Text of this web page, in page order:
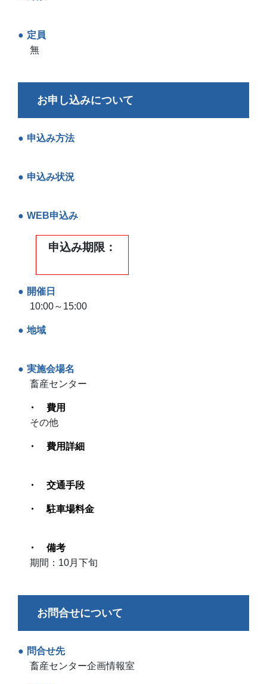
定員
無
お申し込みについて
申込み方法
申込み状況
WEB申込み
申込み期限
開催日
10:00～15:00
地域
実施会場名
畜産センター
費用
その他
費用詳細
交通手段
駐車場料金
備考
期間：10月下旬
お問合せについて
問合せ先
畜産センター企画情報室